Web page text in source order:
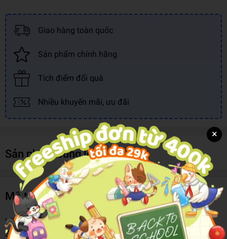
Giao hàng toàn quốc
Sản phẩm chính hãng
Tích điểm đổi quà
Nhiều khuyến mãi, ưu đãi
Sản phẩm cùng loại
Mô tả sản phẩm
Hồ Khô 15G Yalong YL86009
Sản phẩm có chất hồ mịn, khô, bám dính tốt mà không làm
×